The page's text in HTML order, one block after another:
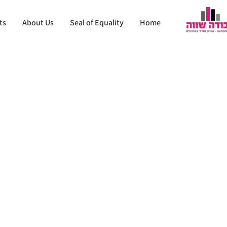
Home
Seal of Equality
About Us